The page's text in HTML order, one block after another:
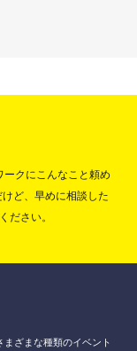
ークにこんなこと頼め
ど、早めに相談した
ださい。
まざまな種類のイベント